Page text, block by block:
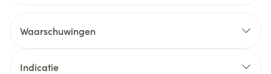
Waarschuwingen
Indicatie